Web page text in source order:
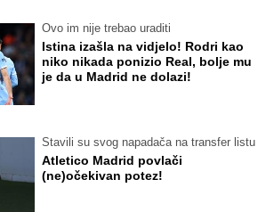
Ovo im nije trebao uraditi
Istina izašla na vidjelo! Rodri kao
niko nikada ponizio Real, bolje mu
je da u Madrid ne dolazi!
Stavili su svog napadača na transfer listu
Atletico Madrid povlači
(ne)očekivan potez!